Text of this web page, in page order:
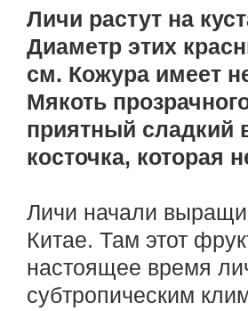
Личи растут на
Диаметр этих
см. Кожура имеет
Мякоть
приятный сладкий
косточка, которая
Личи начали
Китае. Там этот
настоящее время
субтропическим